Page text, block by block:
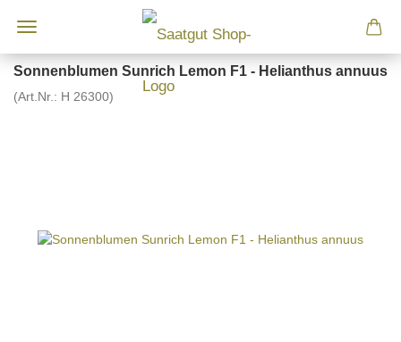
Sonnenblumen Sunrich Lemon F1 - Helianthus annuus
(Art.Nr.: H 26300)